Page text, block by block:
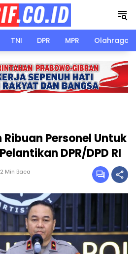
TNI DPR MPR Olahraga
Personel Untuk
DPR/DPD RI
2 Min Baca